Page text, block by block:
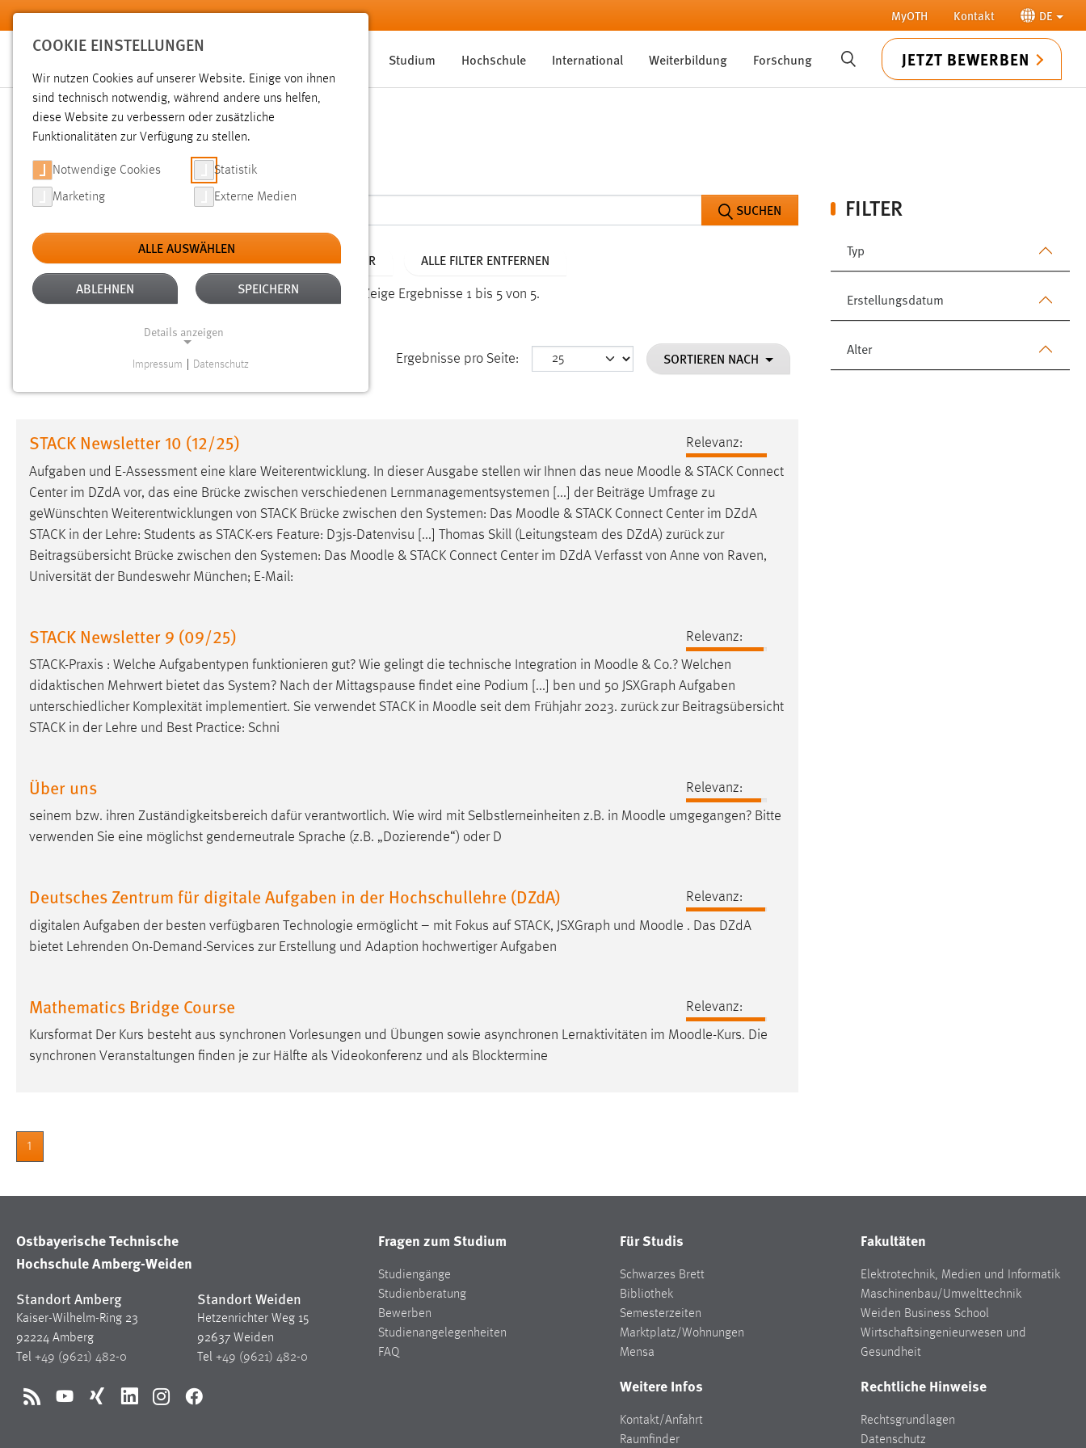
Zum Hauptinhalt springen MyOTH Kontakt DE
Studium Hochschule International Weiterbildung Forschung SUCHE JETZT BEWERBEN
SUCHE
FILTER
Typ
Erstellungsdatum
Alter
SUCHEN
Aktive Filter: TYP: SEITEN ALTER: 6 MONATE BIS 1 JAHR ALLE FILTER ENTFERNEN
Gesucht nach "moodle". Es wurden 5 Ergebnisse gefunden. Zeige Ergebnisse 1 bis 5 von 5.
Ergebnisse pro Seite: SORTIEREN NACH
STACK Newsletter 10 (12/25)
Relevanz:
Aufgaben und E-Assessment eine klare Weiterentwicklung. In dieser Ausgabe stellen wir Ihnen das neue Moodle & STACK Connect
Center im DZdA vor, das eine Brücke zwischen verschiedenen Lernmanagementsystemen [...] der Beiträge Umfrage zu
geWünschten Weiterentwicklungen von STACK Brücke zwischen den Systemen: Das Moodle & STACK Connect Center im DZdA
STACK in der Lehre: Students as STACK-ers Feature: D3js-Datenvisu [...] Thomas Skill (Leitungsteam des DZdA) zurück zur
Beitragsübersicht Brücke zwischen den Systemen: Das Moodle & STACK Connect Center im DZdA Verfasst von Anne von Raven,
Universität der Bundeswehr München; E-Mail:
STACK Newsletter 9 (09/25)
Relevanz:
STACK-Praxis : Welche Aufgabentypen funktionieren gut? Wie gelingt die technische Integration in Moodle & Co.? Welchen
didaktischen Mehrwert bietet das System? Nach der Mittagspause findet eine Podium [...] ben und 50 JSXGraph Aufgaben
unterschiedlicher Komplexität implementiert. Sie verwendet STACK in Moodle seit dem Frühjahr 2023. zurück zur Beitragsübersicht
STACK in der Lehre und Best Practice: Schni
Über uns
Relevanz:
seinem bzw. ihren Zuständigkeitsbereich dafür verantwortlich. Wie wird mit Selbstlerneinheiten z.B. in Moodle umgegangen? Bitte
verwenden Sie eine möglichst genderneutrale Sprache (z.B. „Dozierende“) oder D
Deutsches Zentrum für digitale Aufgaben in der Hochschullehre (DZdA)
Relevanz:
digitalen Aufgaben der besten verfügbaren Technologie ermöglicht – mit Fokus auf STACK, JSXGraph und Moodle . Das DZdA
bietet Lehrenden On-Demand-Services zur Erstellung und Adaption hochwertiger Aufgaben
Mathematics Bridge Course
Relevanz:
Kursformat Der Kurs besteht aus synchronen Vorlesungen und Übungen sowie asynchronen Lernaktivitäten im Moodle-Kurs. Die
synchronen Veranstaltungen finden je zur Hälfte als Videokonferenz und als Blocktermine
1
Ostbayerische Technische
Hochschule Amberg-Weiden
Standort Amberg
Kaiser-Wilhelm-Ring 23
92224 Amberg
Tel +49 (9621) 482-0
Standort Weiden
Hetzenrichter Weg 15
92637 Weiden
Tel +49 (9621) 482-0
RSS YouTubeXing LinkedInInstagramFacebook
Fragen zum Studium
Studiengänge
Studienberatung
Bewerben
Studienangelegenheiten
FAQ
Für Studis
Schwarzes Brett
Bibliothek
Semesterzeiten
Marktplatz/Wohnungen
Mensa
Fakultäten
Elektrotechnik, Medien und Informatik
Maschinenbau/Umwelttechnik
Weiden Business School
Wirtschaftsingenieurwesen und
Gesundheit
Weitere Infos
Kontakt/Anfahrt
Raumfinder
Rechtliche Hinweise
Rechtsgrundlagen
Datenschutz
COOKIE EINSTELLUNGEN
Wir nutzen Cookies auf unserer Website. Einige von ihnen
sind technisch notwendig, während andere uns helfen,
diese Website zu verbessern oder zusätzliche
Funktionalitäten zur Verfügung zu stellen.
Notwendige Cookies Statistik
Marketing Externe Medien
ALLE AUSWÄHLEN
ABLEHNEN SPEICHERN
Details anzeigen
Website erforderlich.
Einverständnis
Name: cookie_consent
ausgewählten Einverständnis-Optionen
des Benutzers
Performance
Name: staticfilecache
Zweck:
Für performante Seitenauslieferung wird
Name: site-language-preference
mibew_locale, mibew-chat-frame-style-
5e9dbeb1811c0446
Zweck:
Wird benötigt um die Chatfunktion
Name: fe_user, be_user, be_lastLoginProvider
Zweck:
Dieser Cookie ist notwendig um sich an
Cookie Laufzeit:
STATISTIK
Statistik Cookies erfassen Informationen anonym.
Impressum Datenschutz